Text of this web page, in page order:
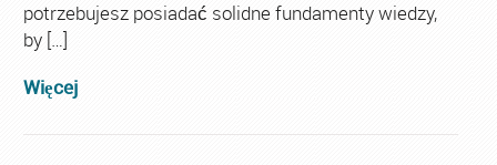
potrzebujesz posiadać solidne fundamenty wiedzy,
by […]
Więcej